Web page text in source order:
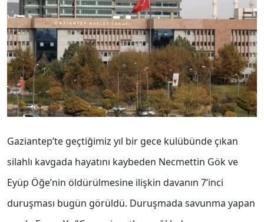
Gaziantep’te geçtiğimiz yıl bir gece kulübünde çıkan
silahlı kavgada hayatını kaybeden Necmettin Gök ve
Eyüp Öğe’nin öldürülmesine ilişkin davanın 7’inci
duruşması bugün görüldü. Duruşmada savunma yapan